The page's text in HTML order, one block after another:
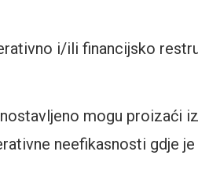
i/ili financijsko
mogu proizaći
neefikasnosti gdje